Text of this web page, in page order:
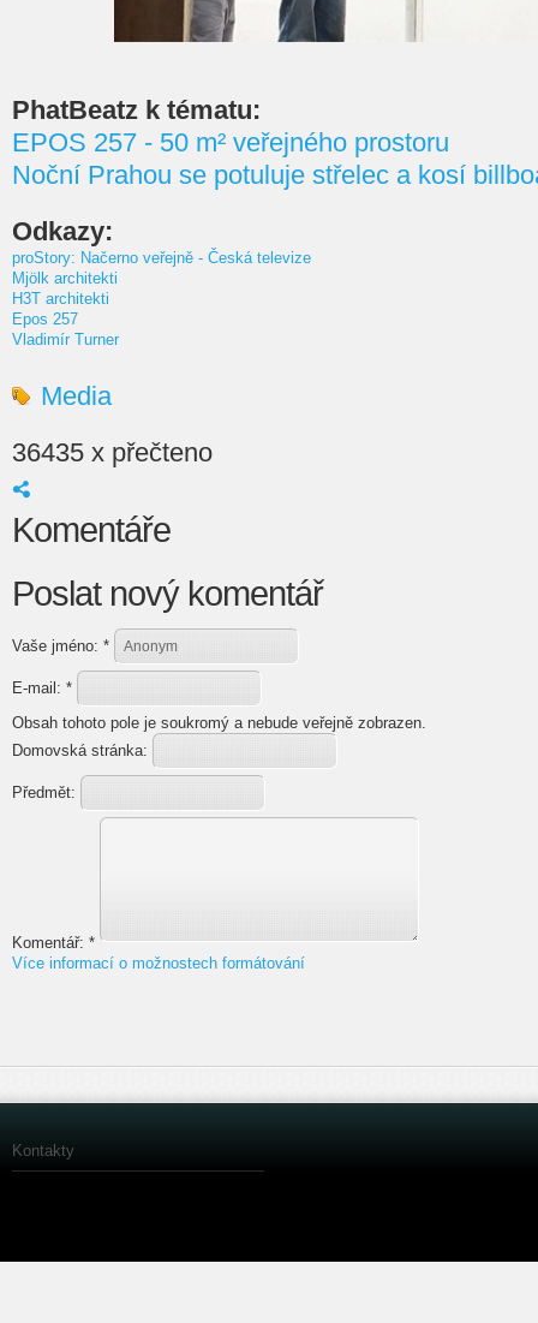
PhatBeatz k tématu:
EPOS 257 - 50 m² veřejného prostoru
Noční Prahou se potuluje střelec a kosí
Odkazy:
proStory: Načerno veřejně - Česká televize
Mjölk architekti
H3T architekti
Epos 257
Vladimír Turner
Media
36435 x přečteno
Komentáře
Poslat nový komentář
Vaše jméno: *
E-mail: *
Obsah tohoto pole je soukromý a nebude veřejně zobrazen.
Domovská stránka:
Předmět:
Komentář: *
Více informací o možnostech formátování
Kontakty